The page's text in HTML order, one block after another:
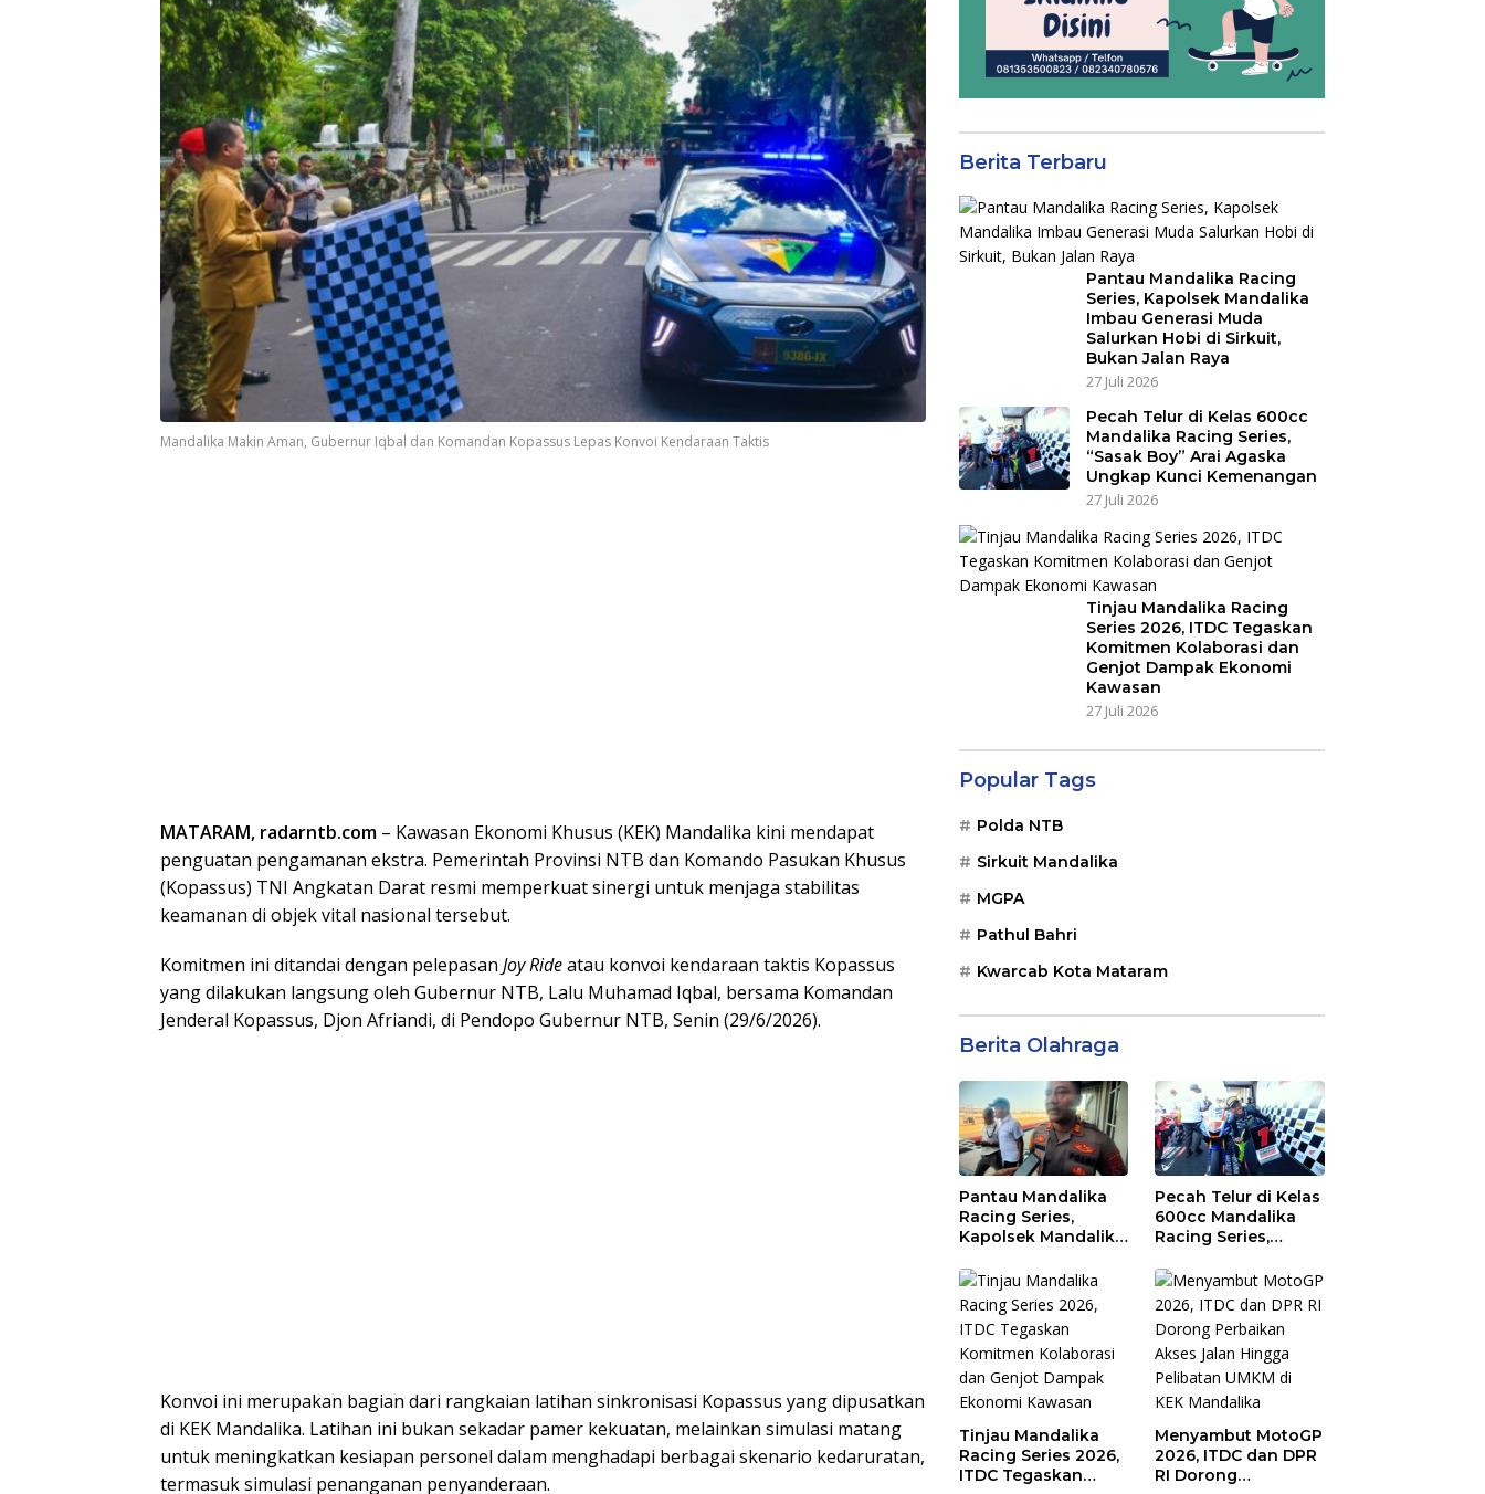
Mandalika Makin Aman, Gubernur Iqbal dan Komandan Kopassus Lepas Konvoi Kendaraan Taktis
MATARAM, radarntb.com – Kawasan Ekonomi Khusus (KEK) Mandalika kini mendapat
penguatan pengamanan ekstra. Pemerintah Provinsi NTB dan Komando Pasukan Khusus
(Kopassus) TNI Angkatan Darat resmi memperkuat sinergi untuk menjaga stabilitas
keamanan di objek vital nasional tersebut.
Komitmen ini ditandai dengan pelepasan Joy Rideatau konvoi kendaraan taktis Kopassus
yang dilakukan langsung oleh Gubernur NTB, Lalu Muhamad Iqbal, bersama Komandan
Jenderal Kopassus, Djon Afriandi, di Pendopo Gubernur NTB, Senin (29/6/2026).
Konvoi ini merupakan bagian dari rangkaian latihan sinkronisasi Kopassus yang dipusatkan
di KEK Mandalika. Latihan ini bukan sekadar pamer kekuatan, melainkan simulasi matang
untuk meningkatkan kesiapan personel dalam menghadapi berbagai skenario kedaruratan,
termasuk simulasi penanganan penyanderaan.
Berita Terbaru
Pantau Mandalika Racing
Series, Kapolsek Mandalika
Imbau Generasi Muda
Salurkan Hobi di Sirkuit,
Bukan Jalan Raya
27 Juli 2026
Pecah Telur di Kelas 600cc
Mandalika Racing Series,
“Sasak Boy” Arai Agaska
Ungkap Kunci Kemenangan
27 Juli 2026
Tinjau Mandalika Racing
Series 2026, ITDC Tegaskan
Komitmen Kolaborasi dan
Genjot Dampak Ekonomi
Kawasan
27 Juli 2026
Popular Tags
Polda NTB
Sirkuit Mandalika
MGPA
Pathul Bahri
Kwarcab Kota Mataram
Berita Olahraga
Pantau Mandalika
Racing Series,
Kapolsek Mandalika
Muda Salurkan Hobi
di Sirkuit, Bukan
Jalan Raya
Pecah Telur di Kelas
600cc Mandalika
Racing Series,
Agaska Ungkap
Kunci Kemenangan
Tinjau Mandalika
Racing Series 2026,
ITDC Tegaskan
Menyambut MotoGP
2026, ITDC dan DPR
RI Dorong